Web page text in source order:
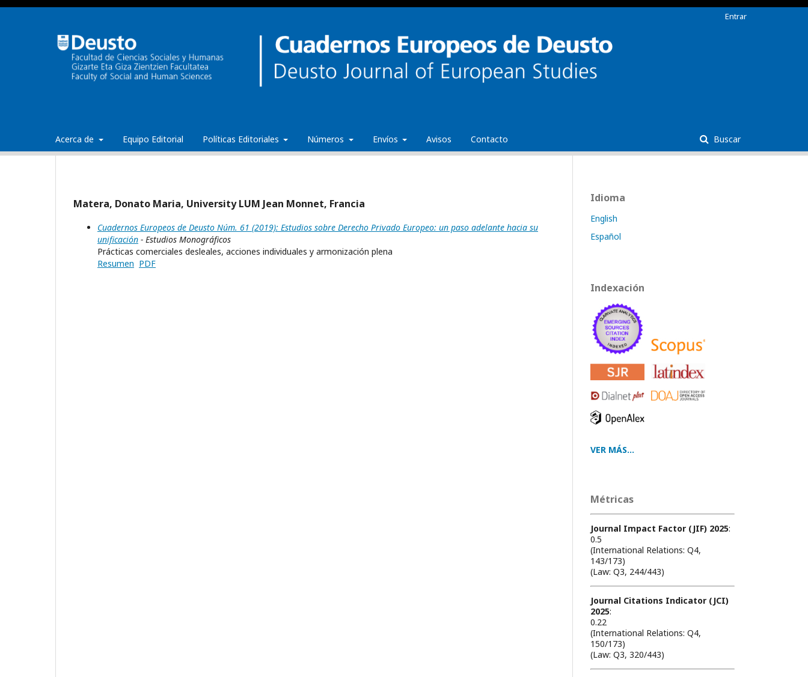
Acerca de Equipo Editorial Políticas Editoriales Números Envíos Avisos Contacto Buscar
Entrar
Matera, Donato Maria, University LUM Jean Monnet, Francia
Cuadernos Europeos de Deusto Núm. 61 (2019): Estudios sobre Derecho Privado Europeo: un paso adelante hacia su
unificación - Estudios Monográficos
Prácticas comerciales desleales, acciones individuales y armonización plena
Resumen PDF
Idioma
English
Español
Indexación
VER MÁS...
Métricas
Journal Impact Factor (JIF) 2025:
0.5
(International Relations: Q4,
143/173)
(Law: Q3, 244/443)
Journal Citations Indicator (JCI)
2025:
0.22
(International Relations: Q4,
150/173)
(Law: Q3, 320/443)